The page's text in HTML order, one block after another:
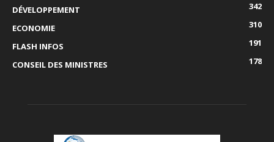
DÉVELOPPEMENT
342
ECONOMIE
310
FLASH INFOS
191
CONSEIL DES MINISTRES
178